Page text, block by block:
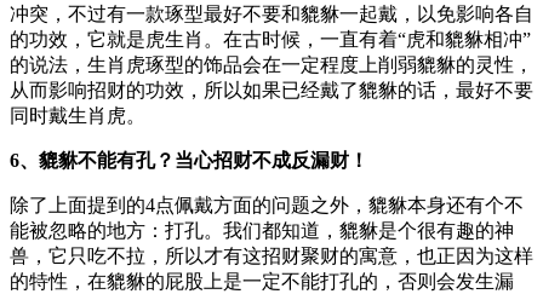
冲突，不过有一款琢型最好不要和貔貅一起戴，以免影响各自
的功效，它就是虎生肖。在古时候，一直有着“虎和貔貅相冲”
的说法，生肖虎琢型的饰品会在一定程度上削弱貔貅的灵性，
从而影响招财的功效，所以如果已经戴了貔貅的话，最好不要
同时戴生肖虎。
6、貔貅不能有孔？当心招财不成反漏财！
除了上面提到的4点佩戴方面的问题之外，貔貅本身还有个不
能被忽略的地方：打孔。我们都知道，貔貅是个很有趣的神
兽，它只吃不拉，所以才有这招财聚财的寓意，也正因为这样
的特性，在貔貅的屁股上是一定不能打孔的，否则会发生漏